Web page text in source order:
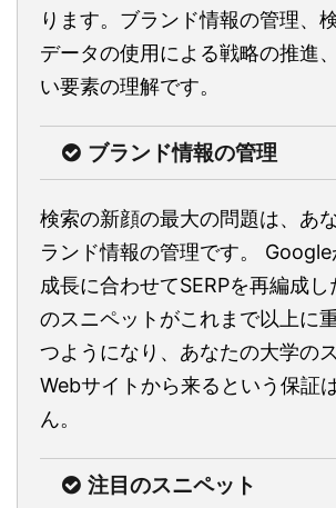
ります。ブランド情報の管理、
データの使用による戦略の推進
い要素の理解です。
ブランド情報の管理
検索の新顔の最大の問題は、あ
ランド情報の管理です。
成長に合わせてSERPを再編成し
のスニペットがこれまで以上に
つようになり、あなたの大学の
Webサイトから来るという保証
ん。
注目のスニペット